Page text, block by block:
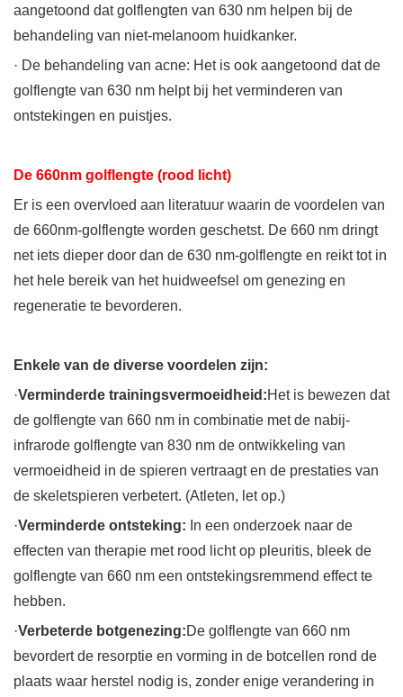
aangetoond dat golflengten van 630 nm helpen bij de
behandeling van niet-melanoom huidkanker.
· De behandeling van acne: Het is ook aangetoond dat de
golflengte van 630 nm helpt bij het verminderen van
ontstekingen en puistjes.
De 660nm golflengte (rood licht)
Er is een overvloed aan literatuur waarin de voordelen van
de 660nm-golflengte worden geschetst. De 660 nm dringt
net iets dieper door dan de 630 nm-golflengte en reikt tot in
het hele bereik van het huidweefsel om genezing en
regeneratie te bevorderen.
Enkele van de diverse voordelen zijn:
·Verminderde trainingsvermoeidheid:Het is bewezen dat
de golflengte van 660 nm in combinatie met de nabij-
infrarode golflengte van 830 nm de ontwikkeling van
vermoeidheid in de spieren vertraagt ​​en de prestaties van
de skeletspieren verbetert. (Atleten, let op.)
·Verminderde ontsteking: In een onderzoek naar de
effecten van therapie met rood licht op pleuritis, bleek de
golflengte van 660 nm een ​​ontstekingsremmend effect te
hebben.
·Verbeterde botgenezing:De golflengte van 660 nm
bevordert de resorptie en vorming in de botcellen rond de
plaats waar herstel nodig is, zonder enige verandering in